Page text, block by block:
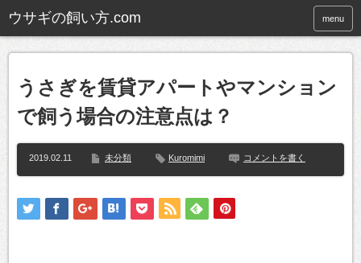
ウサギの飼い方.com menu
うさぎを賃貸アパートやマンション
で飼う場合の注意点は？
2019.02.11 未分類 Kuromimi コメントを書く